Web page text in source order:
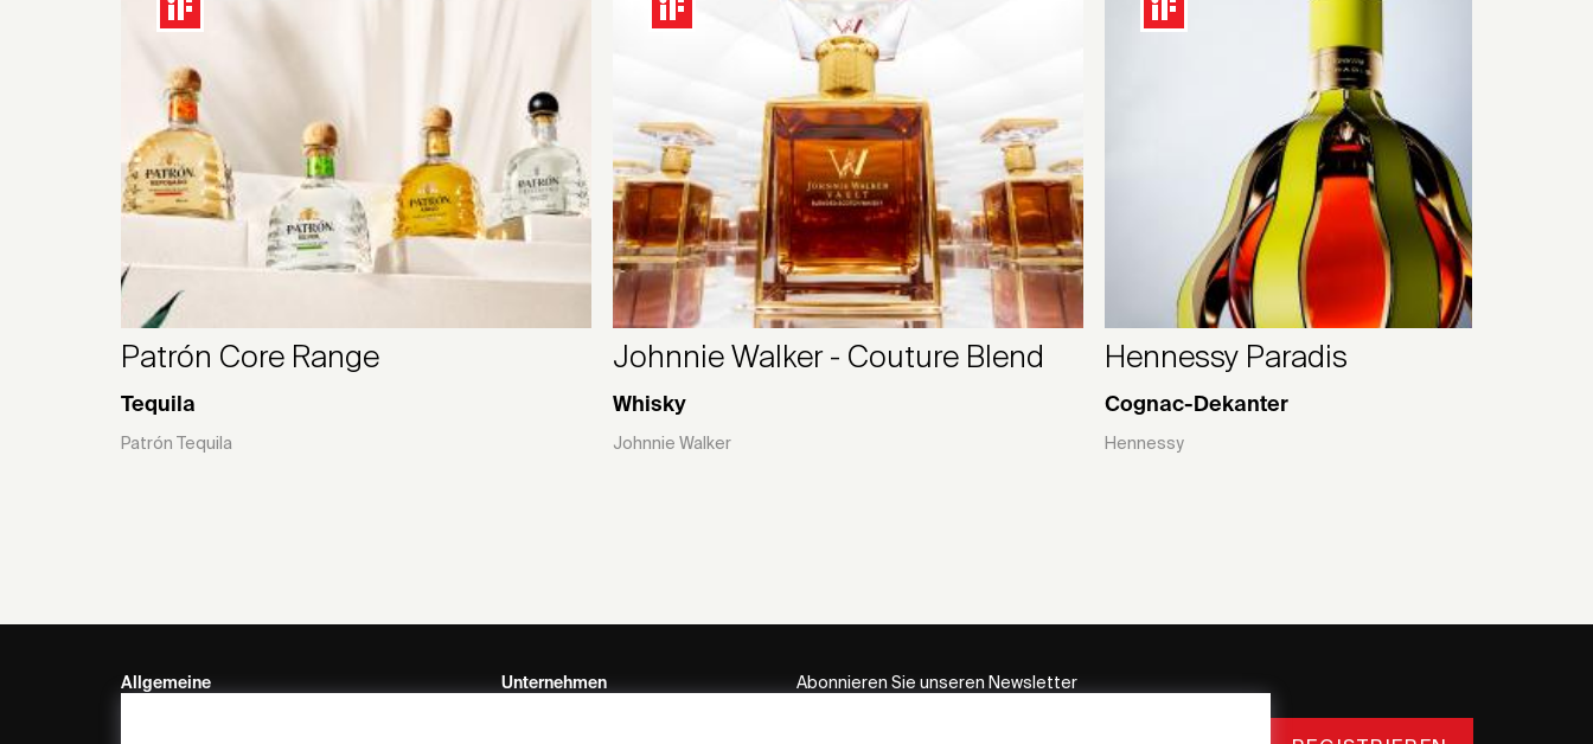
Patrón Core Range
Tequila
Patrón Tequila
Johnnie Walker - Couture Blend
Whisky
Johnnie Walker
Hennessy Paradis
Cognac-Dekanter
Hennessy
Allgemeine
Unternehmen Abonnieren Sie unseren Newsletter